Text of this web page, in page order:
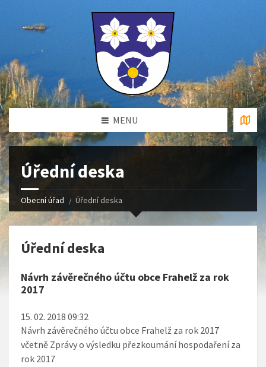
MENU
Úřední deska
Obecní úřad Úřední deska
Úřední deska
Návrh závěrečného účtu obce Frahelž za rok
2017
15. 02. 2018 09:32
Návrh závěrečného účtu obce Frahelž za rok 2017
včetně Zprávy o výsledku přezkoumání hospodaření za
rok 2017